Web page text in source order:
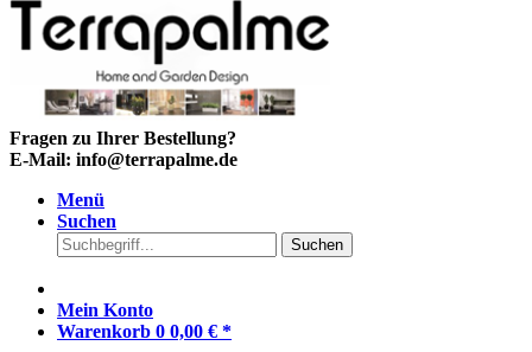
Fragen zu Ihrer Bestellung?
E-Mail: info@terrapalme.de
Menü
Suchen
Suchen
Mein Konto
Warenkorb 0 0,00 € *